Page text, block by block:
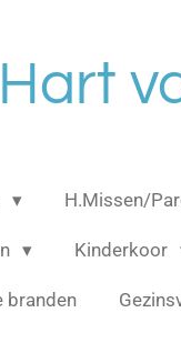
H.Missen/
Kinderkoor
branden